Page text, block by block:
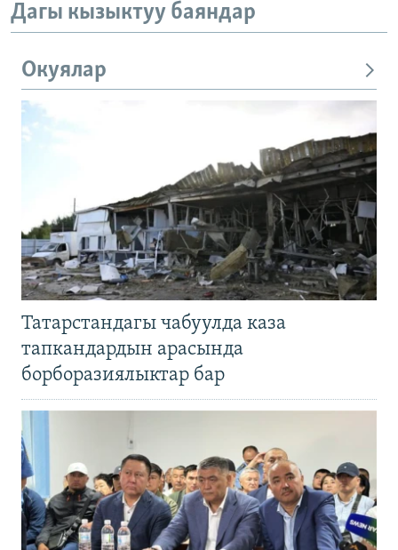
Дагы кызыктуу баяндар
Окуялар
Татарстандагы чабуулда каза
тапкандардын арасында
борборазиялыктар бар